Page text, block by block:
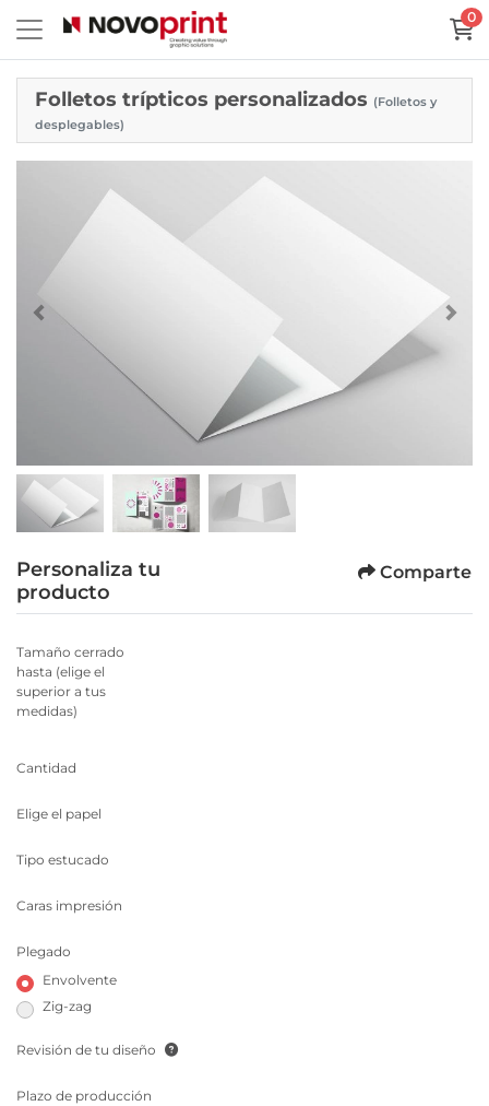
0
Folletos trípticos personalizados (Folletos y
desplegables)
Personaliza tu
producto
Comparte
Tamaño cerrado
hasta (elige el
superior a tus
medidas)
Cantidad
Elige el papel
Tipo estucado
Caras impresión
Plegado
Envolvente
Zig-zag
Revisión de tu diseño
Plazo de producción